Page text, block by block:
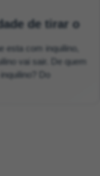
de tirar o
esta com inquilino,
vai sair. De quem
Do